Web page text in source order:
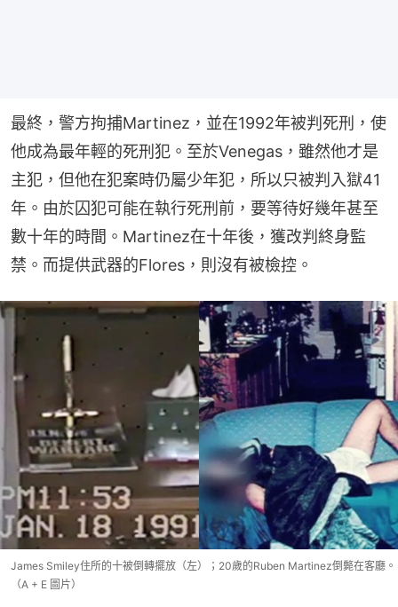
最終，警方拘捕Martinez，並在1992年被判死刑，使
他成為最年輕的死刑犯。至於Venegas，雖然他才是
主犯，但他在犯案時仍屬少年犯，所以只被判入獄41
年。由於囚犯可能在執行死刑前，要等待好幾年甚至
數十年的時間。Martinez在十年後，獲改判終身監
禁。而提供武器的Flores，則沒有被檢控。
James Smiley住所的十被倒轉擺放（左）；20歲的Ruben Martinez倒斃在客廳。
（A + E 圖片）